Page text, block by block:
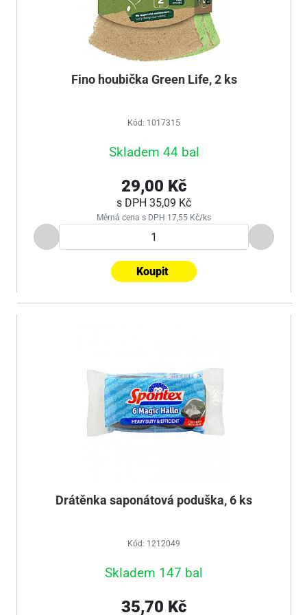
Fino houbička Green Life, 2 ks
Kód: 1017315
Skladem 44 bal
29,00 Kč
s DPH 35,09 Kč
Měrná cena s DPH 17,55 Kč/ks
Koupit
Drátěnka saponátová poduška, 6 ks
Kód: 1212049
Skladem 147 bal
35,70 Kč